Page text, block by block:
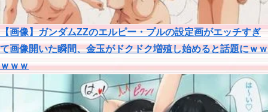
【画像】ガンダムΖΖのエルピー・プルの設定画がエッチすぎ
て画像開いた瞬間、金玉がドクドク増殖し始めると話題にｗｗ
ｗｗｗ